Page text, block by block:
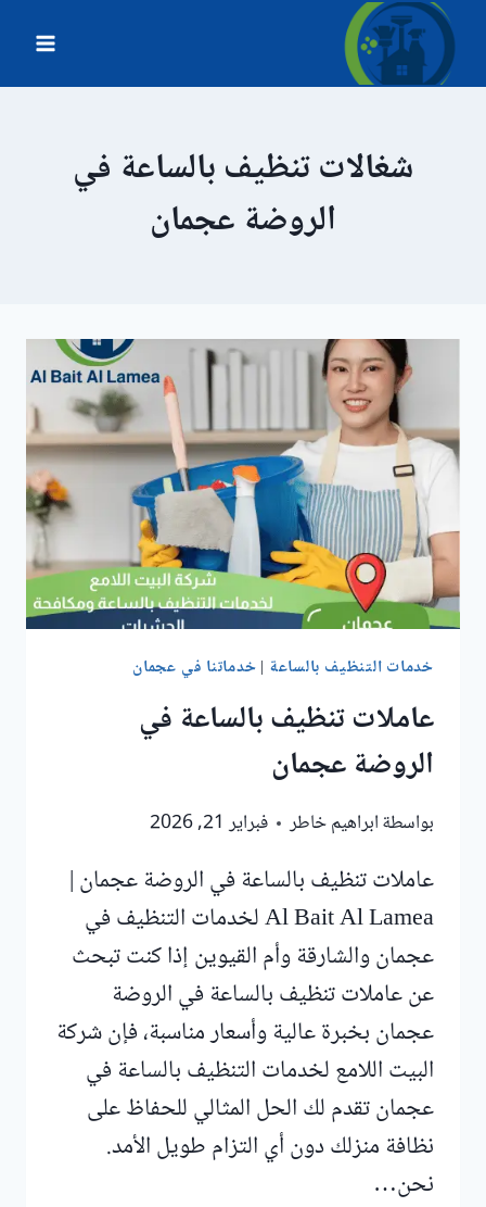
التجاوز
المحتوى
شغالات تنظيف بالساعة في
الروضة عجمان
خدمات التنظيف بالساعة |خدماتنا في عجمان
عاملات تنظيف بالساعة في
الروضة عجمان
بواسطةابراهيم خاطر فبراير 21, 2026
عاملات تنظيف بالساعة في الروضة عجمان |
Al Bait Al Lamea لخدمات التنظيف في
عجمان والشارقة وأم القيوين إذا كنت تبحث
عن عاملات تنظيف بالساعة في الروضة
عجمان بخبرة عالية وأسعار مناسبة، فإن شركة
البيت اللامع لخدمات التنظيف بالساعة في
عجمان تقدم لك الحل المثالي للحفاظ على
نظافة منزلك دون أي التزام طويل الأمد.
نحن…